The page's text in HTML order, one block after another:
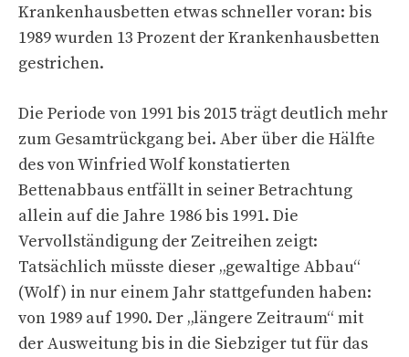
Krankenhausbetten etwas schneller voran: bis
1989 wurden 13 Prozent der Krankenhausbetten
gestrichen.
Die Periode von 1991 bis 2015 trägt deutlich mehr
zum Gesamtrückgang bei. Aber über die Hälfte
des von Winfried Wolf konstatierten
Bettenabbaus entfällt in seiner Betrachtung
allein auf die Jahre 1986 bis 1991. Die
Vervollständigung der Zeitreihen zeigt:
Tatsächlich müsste dieser „gewaltige Abbau“
(Wolf) in nur einem Jahr stattgefunden haben:
von 1989 auf 1990. Der „längere Zeitraum“ mit
der Ausweitung bis in die Siebziger tut für das